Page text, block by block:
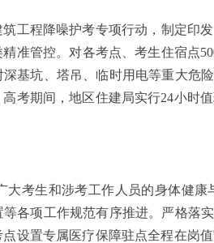
程降噪护考专项行动，制定印
准管控。对各考点、考生住宿点
基坑、塔吊、临时用电等重大危
考期间，地区住建局实行24小时
生和涉考工作人员的身体健康
各项工作规范有序推进。严格落
设置专属医疗保障驻点全程在岗